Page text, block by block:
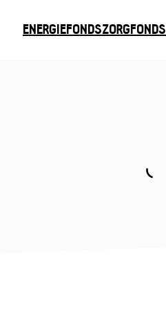
ENERGIEFONDSZORGFONDS